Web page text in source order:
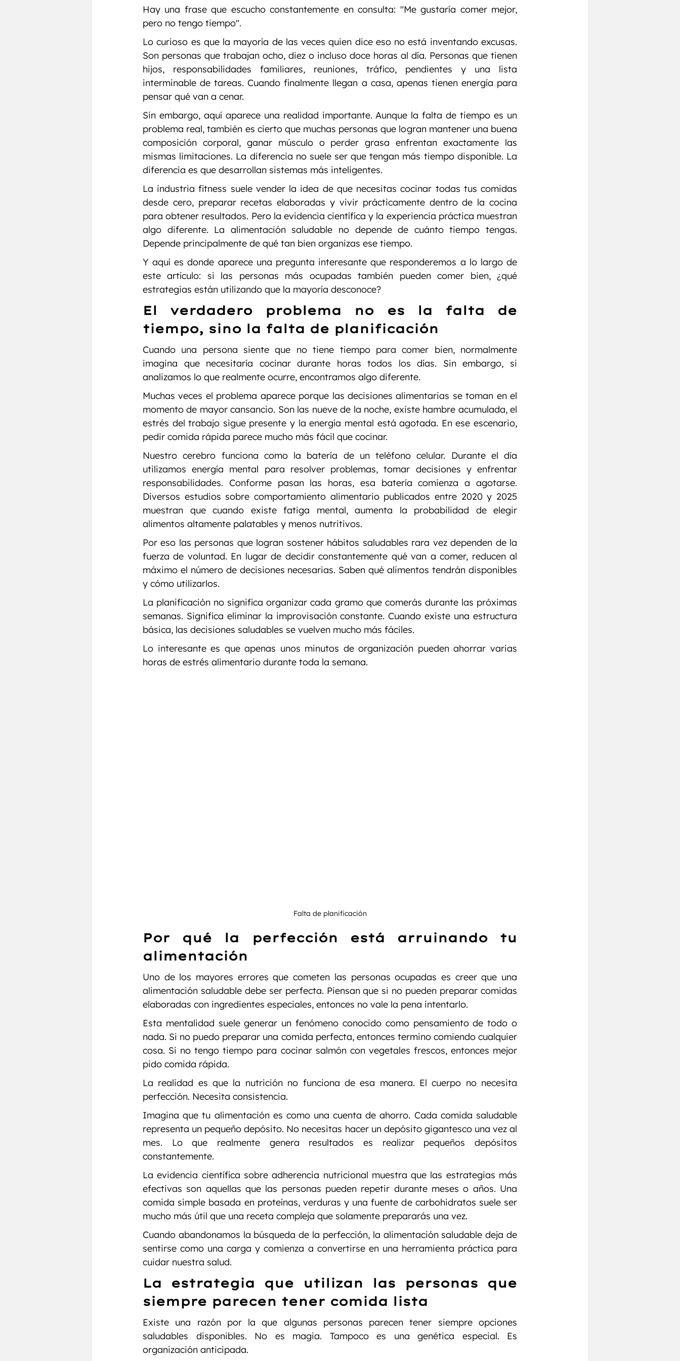
Hay una frase que escucho constantemente en consulta: "Me gustaría comer mejor,
pero no tengo tiempo".
Lo curioso es que la mayoría de las veces quien dice eso no está inventando excusas.
Son personas que trabajan ocho, diez o incluso doce horas al día. Personas que tienen
hijos, responsabilidades familiares, reuniones, tráfico, pendientes y una lista
interminable de tareas. Cuando finalmente llegan a casa, apenas tienen energía para
pensar qué van a cenar.
Sin embargo, aquí aparece una realidad importante. Aunque la falta de tiempo es un
problema real, también es cierto que muchas personas que logran mantener una buena
composición corporal, ganar músculo o perder grasa enfrentan exactamente las
mismas limitaciones. La diferencia no suele ser que tengan más tiempo disponible. La
diferencia es que desarrollan sistemas más inteligentes.
La industria fitness suele vender la idea de que necesitas cocinar todas tus comidas
desde cero, preparar recetas elaboradas y vivir prácticamente dentro de la cocina
para obtener resultados. Pero la evidencia científica y la experiencia práctica muestran
algo diferente. La alimentación saludable no depende de cuánto tiempo tengas.
Depende principalmente de qué tan bien organizas ese tiempo.
Y aquí es donde aparece una pregunta interesante que responderemos a lo largo de
este artículo: si las personas más ocupadas también pueden comer bien, ¿qué
estrategias están utilizando que la mayoría desconoce?
El verdadero problema no es la falta de
tiempo, sino la falta de planificación
Cuando una persona siente que no tiene tiempo para comer bien, normalmente
imagina que necesitaría cocinar durante horas todos los días. Sin embargo, si
analizamos lo que realmente ocurre, encontramos algo diferente.
Muchas veces el problema aparece porque las decisiones alimentarias se toman en el
momento de mayor cansancio. Son las nueve de la noche, existe hambre acumulada, el
estrés del trabajo sigue presente y la energía mental está agotada. En ese escenario,
pedir comida rápida parece mucho más fácil que cocinar.
Nuestro cerebro funciona como la batería de un teléfono celular. Durante el día
utilizamos energía mental para resolver problemas, tomar decisiones y enfrentar
responsabilidades. Conforme pasan las horas, esa batería comienza a agotarse.
Diversos estudios sobre comportamiento alimentario publicados entre 2020 y 2025
muestran que cuando existe fatiga mental, aumenta la probabilidad de elegir
alimentos altamente palatables y menos nutritivos.
Por eso las personas que logran sostener hábitos saludables rara vez dependen de la
fuerza de voluntad. En lugar de decidir constantemente qué van a comer, reducen al
máximo el número de decisiones necesarias. Saben qué alimentos tendrán disponibles
y cómo utilizarlos.
La planificación no significa organizar cada gramo que comerás durante las próximas
semanas. Significa eliminar la improvisación constante. Cuando existe una estructura
básica, las decisiones saludables se vuelven mucho más fáciles.
Lo interesante es que apenas unos minutos de organización pueden ahorrar varias
horas de estrés alimentario durante toda la semana.
Falta de planificación
Por qué la perfección está arruinando tu
alimentación
Uno de los mayores errores que cometen las personas ocupadas es creer que una
alimentación saludable debe ser perfecta. Piensan que si no pueden preparar comidas
elaboradas con ingredientes especiales, entonces no vale la pena intentarlo.
Esta mentalidad suele generar un fenómeno conocido como pensamiento de todo o
nada. Si no puedo preparar una comida perfecta, entonces termino comiendo cualquier
cosa. Si no tengo tiempo para cocinar salmón con vegetales frescos, entonces mejor
pido comida rápida.
La realidad es que la nutrición no funciona de esa manera. El cuerpo no necesita
perfección. Necesita consistencia.
Imagina que tu alimentación es como una cuenta de ahorro. Cada comida saludable
representa un pequeño depósito. No necesitas hacer un depósito gigantesco una vez al
mes. Lo que realmente genera resultados es realizar pequeños depósitos
constantemente.
La evidencia científica sobre adherencia nutricional muestra que las estrategias más
efectivas son aquellas que las personas pueden repetir durante meses o años. Una
comida simple basada en proteínas, verduras y una fuente de carbohidratos suele ser
mucho más útil que una receta compleja que solamente prepararás una vez.
Cuando abandonamos la búsqueda de la perfección, la alimentación saludable deja de
sentirse como una carga y comienza a convertirse en una herramienta práctica para
cuidar nuestra salud.
La estrategia que utilizan las personas que
siempre parecen tener comida lista
Existe una razón por la que algunas personas parecen tener siempre opciones
saludables disponibles. No es magia. Tampoco es una genética especial. Es
organización anticipada.